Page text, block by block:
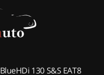
BlueHDi 130 S&S EAT8